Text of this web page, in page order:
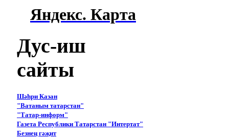
Яндекс. Карта
Дус-иш
сайты
Шәһри Казан
"Ватаным татарстан"
"Татар-информ"
Газета Республики Татарстан "Интертат"
Безнең гәҗит